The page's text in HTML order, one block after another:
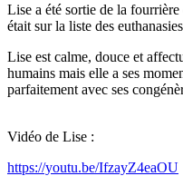
Lise a été sortie de la
était sur la liste des
Lise est calme, douce et
humains mais elle a ses
parfaitement avec ses
Vidéo de Lise :
https://youtu.be/IfzayZ4eaOU